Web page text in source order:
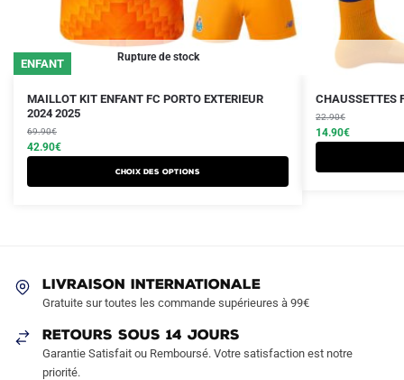
Rupture de stock
ENFANT
MAILLOT KIT ENFANT FC PORTO EXTERIEUR
2024 2025
69.90€
Le
prix
initial
était :
42.90€
Le
prix
actuel
est :
Choix des options
Ce
produit
a
plusieurs
variations.
choisies
la
page
CHAUSSETTES
22.90€
Le
prix
initial
était :
14.90€
Le
prix
actuel
est :
LIVRAISON INTERNATIONALE
Gratuite sur toutes les commande supérieures à 99€
RETOURS SOUS 14 JOURS
Garantie Satisfait ou Remboursé. Votre satisfaction est notre
priorité.